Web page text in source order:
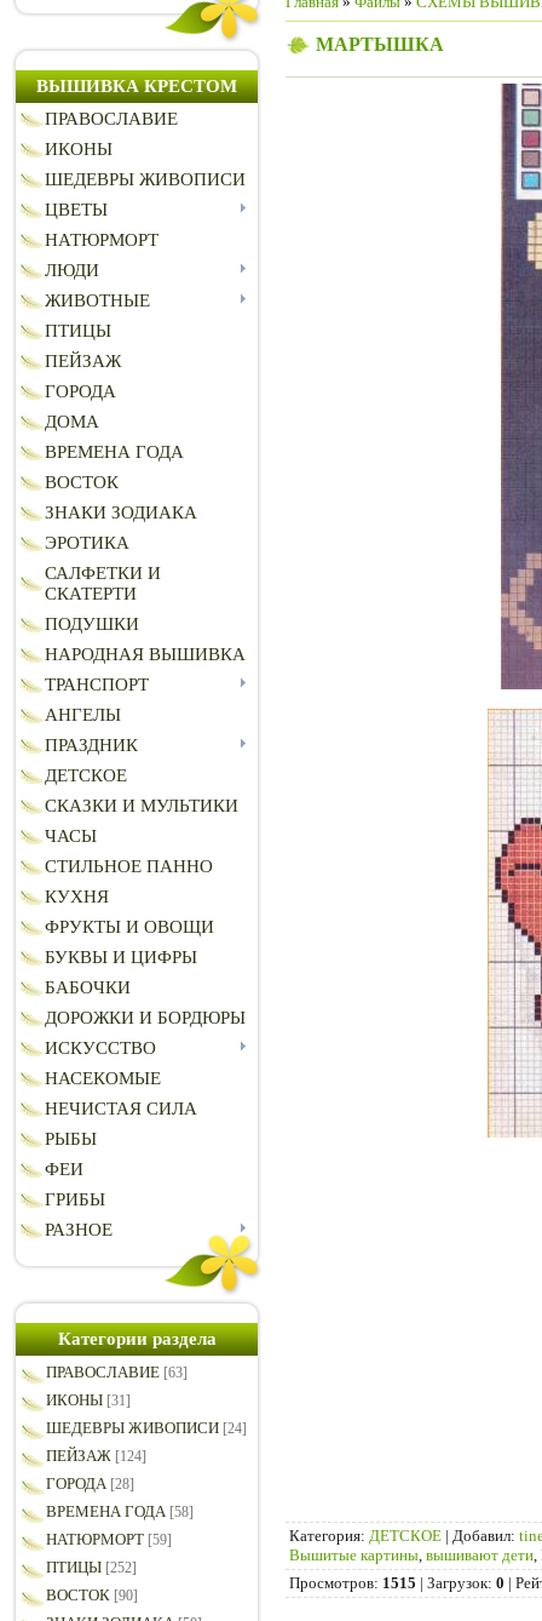
ВЫШИВКА КРЕСТОМ
ПРАВОСЛАВИЕ
ИКОНЫ
ШЕДЕВРЫ ЖИВОПИСИ
ЦВЕТЫ
НАТЮРМОРТ
ЛЮДИ
ЖИВОТНЫЕ
ПТИЦЫ
ПЕЙЗАЖ
ГОРОДА
ДОМА
ВРЕМЕНА ГОДА
ВОСТОК
ЗНАКИ ЗОДИАКА
ЭРОТИКА
САЛФЕТКИ И
СКАТЕРТИ
ПОДУШКИ
НАРОДНАЯ ВЫШИВКА
ТРАНСПОРТ
АНГЕЛЫ
ПРАЗДНИК
ДЕТСКОЕ
СКАЗКИ И МУЛЬТИКИ
ЧАСЫ
СТИЛЬНОЕ ПАННО
КУХНЯ
ФРУКТЫ И ОВОЩИ
БУКВЫ И ЦИФРЫ
БАБОЧКИ
ДОРОЖКИ И БОРДЮРЫ
ИСКУССТВО
НАСЕКОМЫЕ
НЕЧИСТАЯ СИЛА
РЫБЫ
ФЕИ
ГРИБЫ
РАЗНОЕ
Категории раздела
ПРАВОСЛАВИЕ [63]
ИКОНЫ [31]
ШЕДЕВРЫ ЖИВОПИСИ [24]
ПЕЙЗАЖ [124]
ГОРОДА [28]
ВРЕМЕНА ГОДА [58]
НАТЮРМОРТ [59]
ПТИЦЫ [252]
ВОСТОК [90]
МАРТЫШКА
Категория: ДЕТСКОЕ | Добавил:
Вышитые картины вышивают дети
Просмотров: 1515 | Загрузок: 0 |